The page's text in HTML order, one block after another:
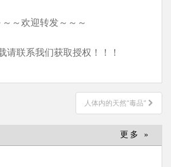
～～欢迎转发～～～
请联系我们获取授权！！！
人体内的天然“毒品”
更多 »